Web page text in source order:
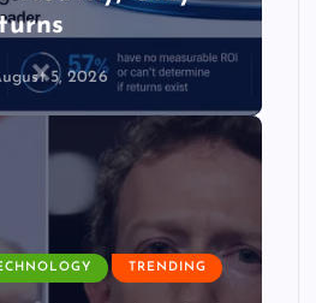
5, 2026
TRENDING